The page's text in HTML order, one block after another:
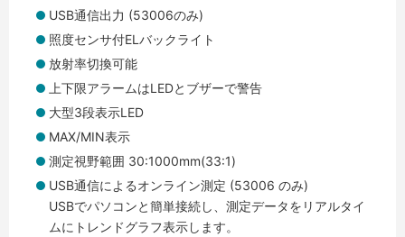
USB通信出力 (53006のみ)
照度センサ付ELバックライト
放射率切換可能
上下限アラームはLEDとブザーで警告
大型3段表示LED
MAX/MIN表示
測定視野範囲 30:1000mm(33:1)
USB通信によるオンライン測定 (53006 のみ)
USBでパソコンと簡単接続し、測定データをリアルタイ
ムにトレンドグラフ表示します。